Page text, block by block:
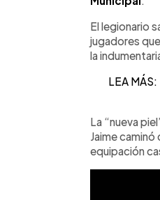
El legionario
jugadores que
la
LEA
La “nueva
Jaime
equipación